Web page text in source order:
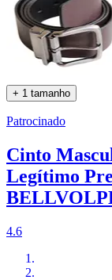
+ 1 tamanho
Patrocinado
Cinto
Legítimo
4.6